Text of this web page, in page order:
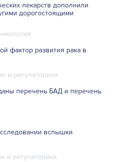
лекарств дополнили
дорогостоящими
фактор развития рака в
и регуляторика
перечень БАД и перечень
вспышки
и регуляторика